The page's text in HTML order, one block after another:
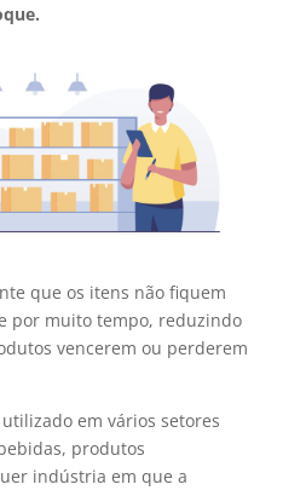
que os itens não fiquem
por muito tempo, reduzindo
vencerem ou perderem
em vários setores
produtos
indústria em que a